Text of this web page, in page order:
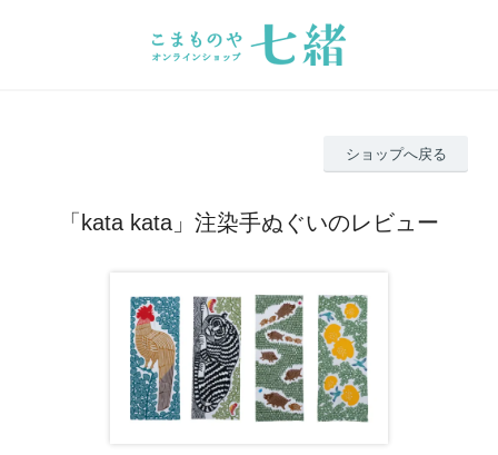
ショップへ戻る
「kata kata」注染手ぬぐいのレビュー